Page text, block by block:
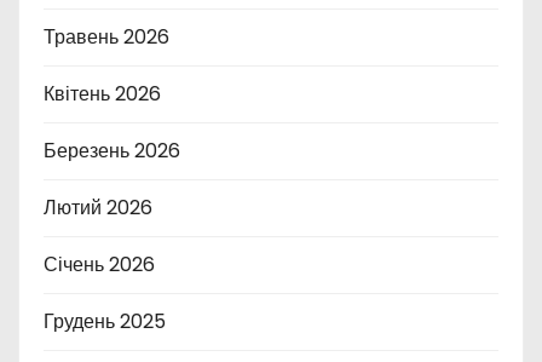
Травень 2026
Квітень 2026
Березень 2026
Лютий 2026
Січень 2026
Грудень 2025